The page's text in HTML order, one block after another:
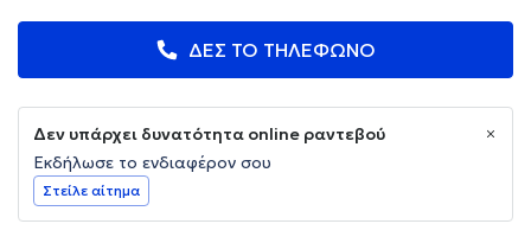
ΔΕΣ ΤΟ ΤΗΛΕΦΩΝΟ
Δεν υπάρχει δυνατότητα online ραντεβού
Εκδήλωσε το ενδιαφέρον σου
Στείλε αίτημα